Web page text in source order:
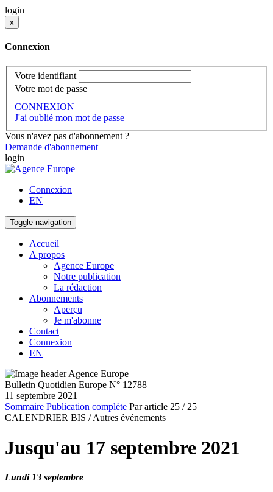
login
x
Connexion
Votre identifiant
Votre mot de passe
CONNEXION
J'ai oublié mon mot de passe
Vous n'avez pas d'abonnement ?
Demande d'abonnement
login
Connexion
EN
Toggle navigation
Accueil
A propos
Agence Europe
Notre publication
La rédaction
Abonnements
Aperçu
Je m'abonne
Contact
Connexion
EN
Bulletin Quotidien Europe N° 12788
11 septembre 2021
Sommaire Publication complète Par article 25 / 25
CALENDRIER BIS / Autres événements
Jusqu'au 17 septembre 2021
Lundi 13 septembre